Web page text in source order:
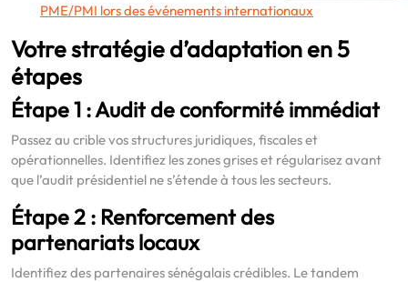
PME/PMI lors des événements internationaux
Votre stratégie d’adaptation en 5
étapes
Étape 1 : Audit de conformité immédiat
Passez au crible vos structures juridiques, fiscales et
opérationnelles. Identifiez les zones grises et régularisez avant
que l’audit présidentiel ne s’étende à tous les secteurs.
Étape 2 : Renforcement des
partenariats locaux
Identifiez des partenaires sénégalais crédibles. Le tandem